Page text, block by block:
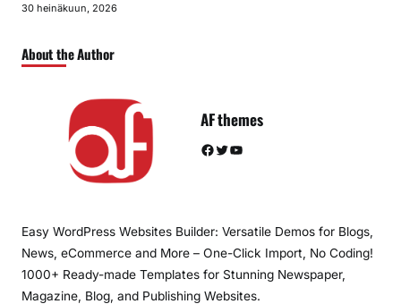
30 heinäkuun, 2026
About the Author
AF themes
Facebook Twitter YouTube
Easy WordPress Websites Builder: Versatile Demos for Blogs,
News, eCommerce and More – One-Click Import, No Coding!
1000+ Ready-made Templates for Stunning Newspaper,
Magazine, Blog, and Publishing Websites.